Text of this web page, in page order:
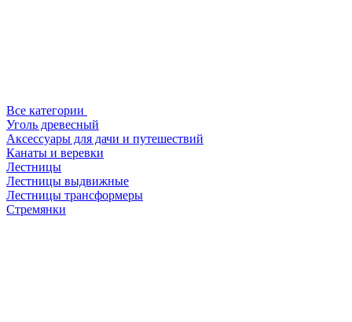
Все категории
Уголь древесный
Аксессуары для дачи и путешествий
Канаты и веревки
Лестницы
Лестницы выдвижные
Лестницы трансформеры
Стремянки